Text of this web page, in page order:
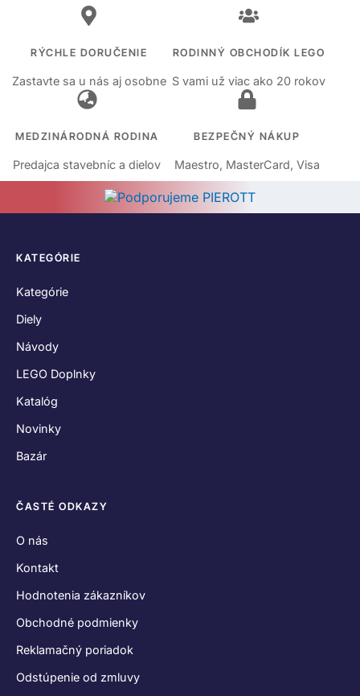
RÝCHLE DORUČENIE
Zastavte sa u nás aj osobne
RODINNÝ OBCHODÍK LEGO
S vami už viac ako 20 rokov
MEDZINÁRODNÁ RODINA
Predajca stavebníc a dielov
BEZPEČNÝ NÁKUP
Maestro, MasterCard, Visa
KATEGÓRIE
Kategórie
Diely
Návody
LEGO Doplnky
Katalóg
Novinky
Bazár
ČASTÉ ODKAZY
O nás
Kontakt
Hodnotenia zákazníkov
Obchodné podmienky
Reklamačný poriadok
Odstúpenie od zmluvy